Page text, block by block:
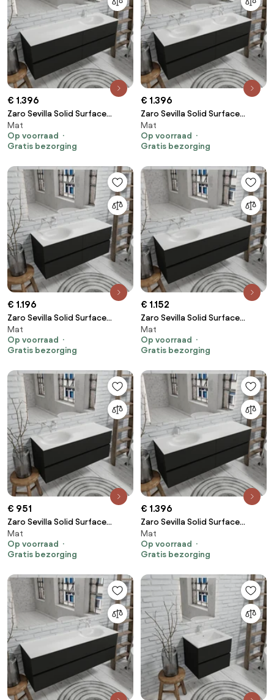
€ 1.396
Zaro Sevilla Solid Surface
badmeubel 150cm mat zwart 1
kraangat met 4 lades spoelbak
rechts
Mat
Op voorraad
Gratis bezorging
€ 1.396
Zaro Sevilla Solid Surface
badmeubel 150cm mat zwart
geen kraangaten met 4 lades
dubbele spoelbak
Mat
Op voorraad
Gratis bezorging
€ 1.196
Zaro Sevilla Solid Surface
badmeubel 120cm mat zwart
geen kraangat met 4 lades
spoelbak links
Mat
Op voorraad
Gratis bezorging
€ 1.152
Zaro Sevilla Solid Surface
badmeubel 150cm mat zwart
geen kraangat met 2 lades
spoelbak links
Mat
Op voorraad
Gratis bezorging
€ 951
Zaro Sevilla Solid Surface
badmeubel 120cm mat zwart
geen kraangat met 2 lades
spoelbak links
Mat
Op voorraad
Gratis bezorging
€ 1.396
Zaro Sevilla Solid Surface
badmeubel 150cm mat zwart 1
kraangat met 4 lades spoelbak
links
Mat
Op voorraad
Gratis bezorging